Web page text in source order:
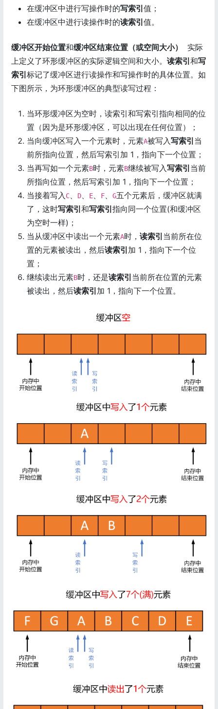
在缓冲区中进行写操作时的写索引 值；
在缓冲区中进行读操作时的读索引 值。
缓冲区开始位置和缓冲区结束位置（或空间大小）
实际
上定义了环形缓冲区的实际逻辑空间和大小。 读索引 和写
索引 标记了缓冲区进行读操作和写操作时的具体位置。如
下图所示，为环形缓冲区的典型读写过程：
当环形缓冲区为空时，读索引和写索引指向相同的位
置（因为是环形缓冲区，可以出现在任何位置）；
当向缓冲区写入一个元素时，元素A被写入写索引 当
前所指向位置，然后写索引加 1，指向下一个位置；
当再写如一个元素B时，元素B继续被写入写索引 当前
所指向位置，然后写索引加 1，指向下一个位置；
当接着写入C、 D、 E、 F、 G五个元素后，缓冲区就满
了，这时写索引 和写索引 指向同一个位置(和缓冲区
为空时一样)；
当从缓冲区中读出一个元素A时， 读索引 当前所在位
置的元素被读出，然后读索引 加 1，指向下一个位
置；
继续读出元素B时，还是读索引 当前所在位置的元素
被读出，然后读索引 加 1，指向下一个位置。